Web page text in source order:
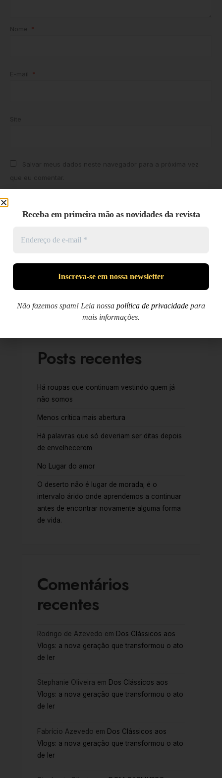
*
*
Pesquisar
Posts recentes
Há roupas que continuam vestindo quem já
não somos
Menos crítica mais abertura
Há palavras que só deveriam ser ditas depois
de envelhecerem
No Lugar do amor
O deserto não é lugar de morada; é o
intervalo árido onde aprendemos a continuar
antes de encontrar novamente alguma forma
de vida.
Comentários
recentes
Rodrigo de Azevedo em Dos Clássicos aos
Vlogs: a nova geração que transformou o ato
de ler
Stephanie Oliveira em Dos Clássicos aos
Vlogs: a nova geração que transformou o ato
de ler
Fabrício Azevedo em Dos Clássicos aos
Vlogs: a nova geração que transformou o ato
de ler
Receba em primeira mão as novidades da revista
Não fazemos spam! Leia nossa política de privacidade para
mais informações.